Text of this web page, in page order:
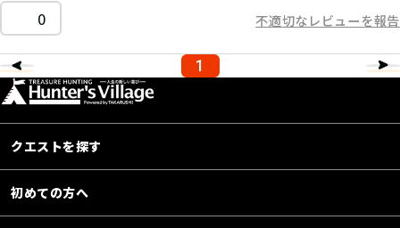
0 不適切なレビューを報告
1
クエストを探す
初めての方へ